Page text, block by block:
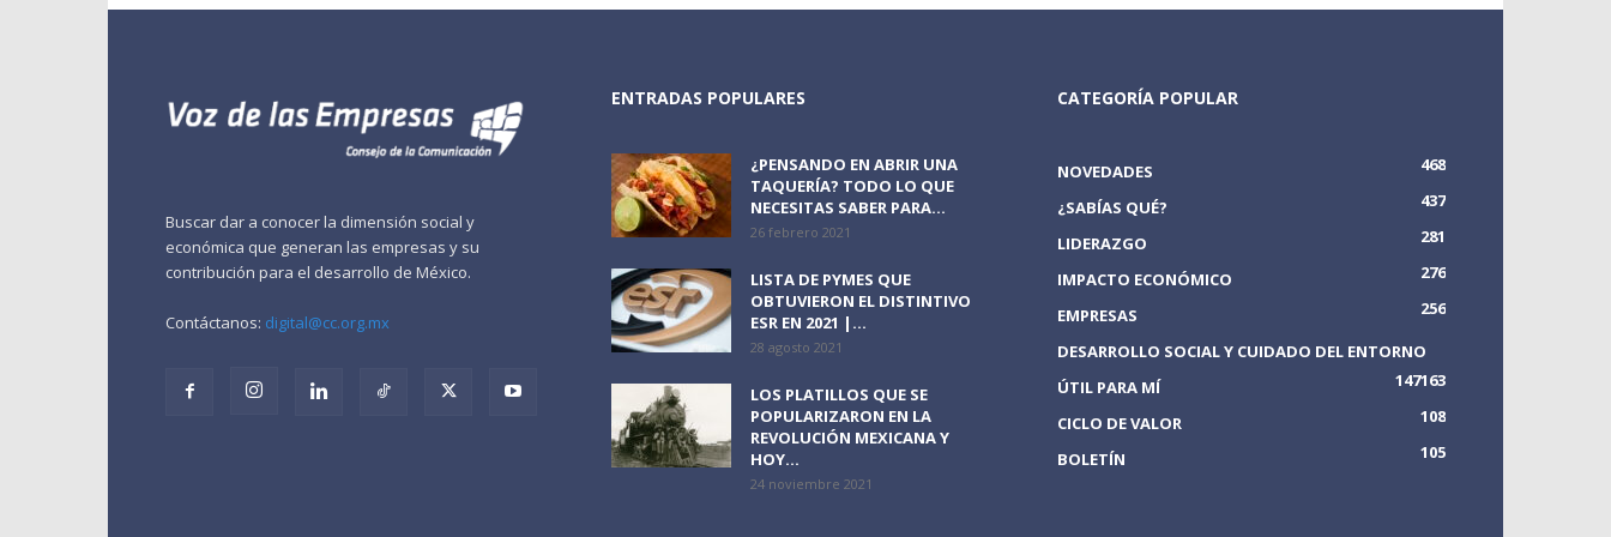
Buscar dar a conocer la dimensión social y
económica que generan las empresas y su
contribución para el desarrollo de México.
Contáctanos: digital@cc.org.mx
ENTRADAS POPULARES
¿PENSANDO EN ABRIR UNA
TAQUERÍA? TODO LO QUE
NECESITAS SABER PARA...
26 febrero 2021
LISTA DE PYMES QUE
OBTUVIERON EL DISTINTIVO
ESR EN 2021 |...
28 agosto 2021
LOS PLATILLOS QUE SE
POPULARIZARON EN LA
REVOLUCIÓN MEXICANA Y
HOY...
24 noviembre 2021
CATEGORÍA POPULAR
NOVEDADES
468
¿SABÍAS QUÉ?
437
LIDERAZGO
281
IMPACTO ECONÓMICO
276
EMPRESAS
256
DESARROLLO SOCIAL Y CUIDADO DEL ENTORNO
163
ÚTIL PARA MÍ
147
CICLO DE VALOR
108
BOLETÍN
105